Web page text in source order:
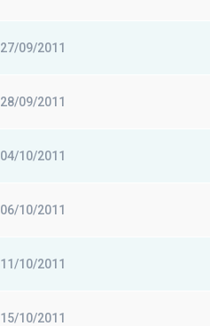
27/09/2011
28/09/2011
04/10/2011
06/10/2011
11/10/2011
15/10/2011